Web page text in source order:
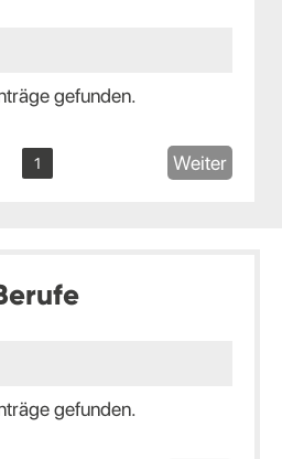
gefunden.
1 Weiter
gefunden.